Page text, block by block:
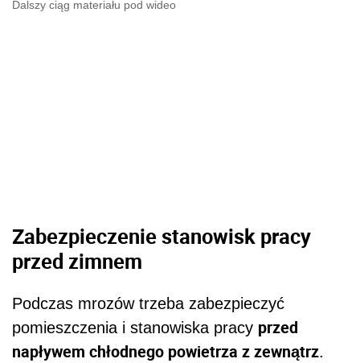
Dalszy ciąg materiału pod wideo
Zabezpieczenie stanowisk pracy
przed zimnem
Podczas mrozów trzeba zabezpieczyć
pomieszczenia i stanowiska pracy przed
napływem chłodnego powietrza z zewnątrz.